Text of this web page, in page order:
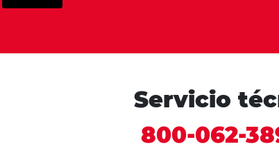
Servicio
800-062-